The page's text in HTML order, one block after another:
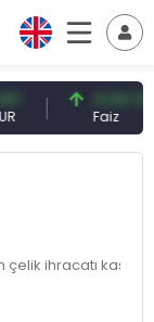
41,54 TRY
çelik ihracatı kasım